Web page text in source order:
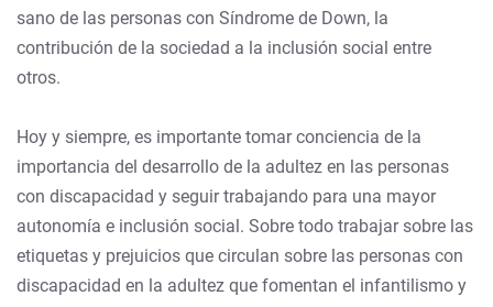
sano de las personas con Síndrome de Down, la
contribución de la sociedad a la inclusión social entre
otros.
Hoy y siempre, es importante tomar conciencia de la
importancia del desarrollo de la adultez en las personas
con discapacidad y seguir trabajando para una mayor
autonomía e inclusión social. Sobre todo trabajar sobre las
etiquetas y prejuicios que circulan sobre las personas con
discapacidad en la adultez que fomentan el infantilismo y